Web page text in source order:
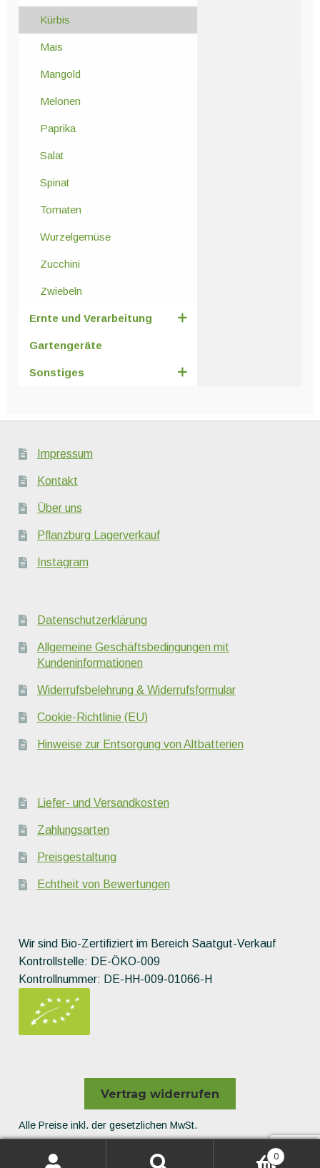
Kürbis
Mais
Mangold
Melonen
Paprika
Salat
Spinat
Tomaten
Wurzelgemüse
Zucchini
Zwiebeln
Ernte und Verarbeitung
Gartengeräte
Sonstiges
Impressum
Kontakt
Über uns
Pflanzburg Lagerverkauf
Instagram
Datenschutzerklärung
Allgemeine Geschäftsbedingungen mit
Kundeninformationen
Widerrufsbelehrung & Widerrufsformular
Cookie-Richtlinie (EU)
Hinweise zur Entsorgung von Altbatterien
Liefer- und Versandkosten
Zahlungsarten
Preisgestaltung
Echtheit von Bewertungen
Wir sind Bio-Zertifiziert im Bereich Saatgut-Verkauf
Kontrollstelle: DE-ÖKO-009
Kontrollnummer: DE-HH-009-01066-H
Vertrag widerrufen
Alle Preise inkl. der gesetzlichen MwSt.
Die durchgestrichenen Preise entsprechen dem bisherigen
Preis in diesem Online-Shop.
0